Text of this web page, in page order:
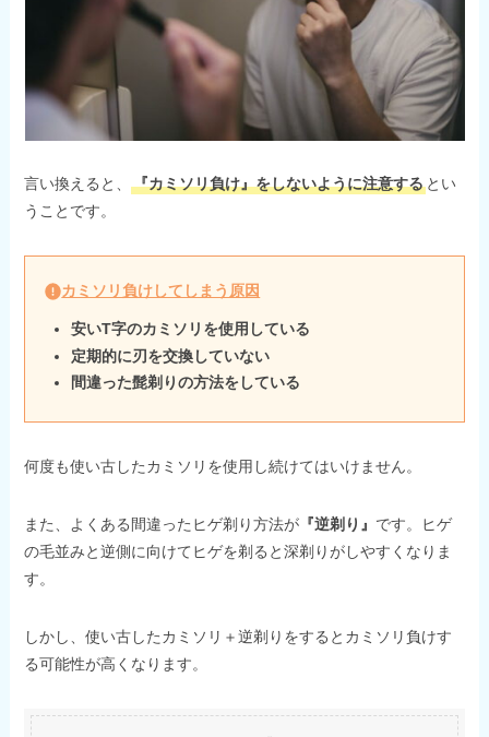
言い換えると、『カミソリ負け』をしないように注意する とい
うことです。
カミソリ負けしてしまう原因
安いT字のカミソリを使用している
定期的に刃を交換していない
間違った髭剃りの方法をしている
何度も使い古したカミソリを使用し続けてはいけません。
また、よくある間違ったヒゲ剃り方法が 『逆剃り』 です。ヒゲ
の毛並みと逆側に向けてヒゲを剃ると深剃りがしやすくなりま
す。
しかし、使い古したカミソリ＋逆剃りをするとカミソリ負けす
る可能性が高くなります。